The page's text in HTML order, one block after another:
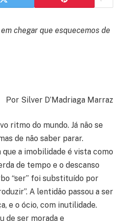
chegar que esquecemos de
Por Silver D’Madriaga Marraz
ritmo do mundo. Já não se
de não saber parar.
a imobilidade é vista como
de tempo e o descanso
“ser” foi substituído por
A lentidão passou a ser
e o ócio, com inutilidade.
de ser morada e